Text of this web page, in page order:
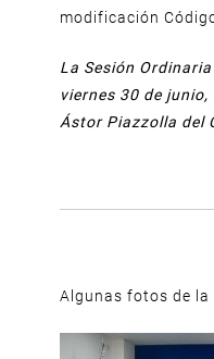
modificación
La Sesión
viernes 30 de
Ástor Piazzolla del
Algunas fotos de la